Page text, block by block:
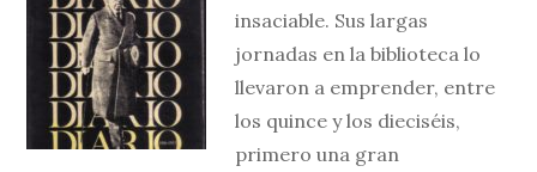
insaciable. Sus largas
jornadas en la biblioteca lo
llevaron a emprender, entre
los quince y los dieciséis,
primero una gran